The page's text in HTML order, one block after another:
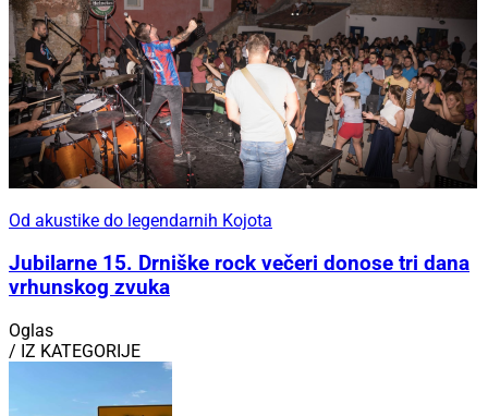
Od akustike do legendarnih Kojota
Jubilarne 15. Drniške rock večeri donose tri dana
vrhunskog zvuka
Oglas
/ IZ KATEGORIJE